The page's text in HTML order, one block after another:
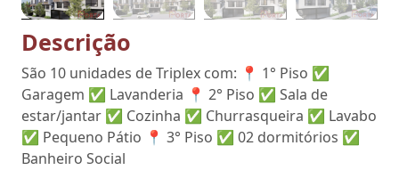
Descrição
São 10 unidades de Triplex com: 📍 1° Piso ✅
Garagem ✅ Lavanderia 📍 2° Piso ✅ Sala de
estar/jantar ✅ Cozinha ✅ Churrasqueira ✅ Lavabo
✅ Pequeno Pátio 📍 3° Piso ✅ 02 dormitórios ✅
Banheiro Social